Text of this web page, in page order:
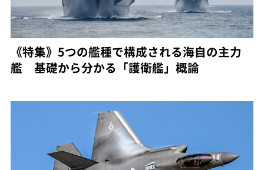
《特集》5つの艦種で構成される海自の主力
艦 基礎から分かる「護衛艦」概論